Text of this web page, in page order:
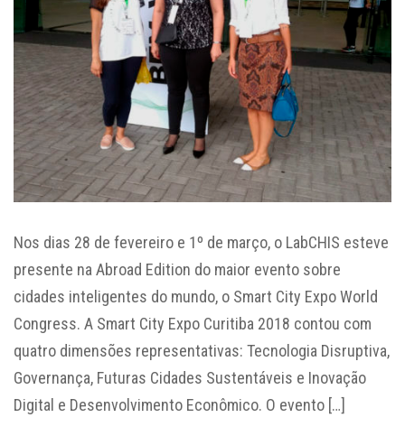
Nos dias 28 de fevereiro e 1º de março, o LabCHIS esteve
presente na Abroad Edition do maior evento sobre
cidades inteligentes do mundo, o Smart City Expo World
Congress. A Smart City Expo Curitiba 2018 contou com
quatro dimensões representativas: Tecnologia Disruptiva,
Governança, Futuras Cidades Sustentáveis e Inovação
Digital e Desenvolvimento Econômico. O evento […]